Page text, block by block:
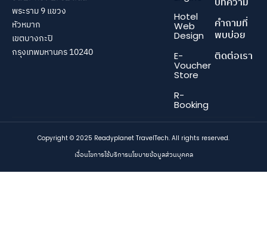
พระราม 9 แขวง
หัวหมาก
เขตบางกะปิ
กรุงเทพมหานคร 10240
Hotel
Web
Design
E-
Voucher
Store
R-
Booking
คำถามที่
พบบ่อย
ติดต่อเรา
Copyright © 2025 Readyplanet TravelTech. All rights reserved.
เงื่อนไขการใช้บริการนโยบายข้อมูลส่วนบุคคล